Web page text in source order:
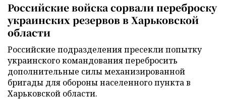
Российские войска сорвали переброску
украинских резервов в Харьковской
области
Российские подразделения пресекли попытку
украинского командования перебросить
дополнительные силы механизированной
бригады для обороны населенного пункта в
Харьковской области.